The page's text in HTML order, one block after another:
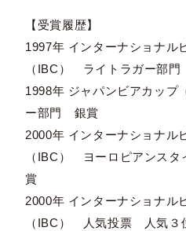
【受賞履歴】
1997年 インターナショナル
（IBC） ライトラガー部
1998年 ジャパンビアカッ
ー部門 銀賞
2000年 インターナショナル
（IBC） ヨーロピアンス
賞
2000年 インターナショナル
（IBC） 人気投票 人気３